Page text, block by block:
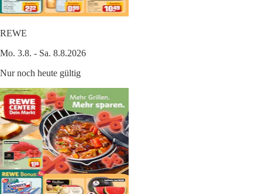
REWE
Mo. 3.8. - Sa. 8.8.2026
Nur noch heute gültig